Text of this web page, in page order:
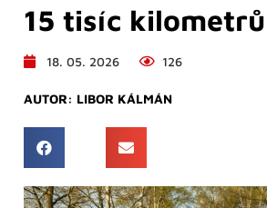
15 tisíc kilometrů
18. 05. 2026 126
AUTOR: LIBOR KÁLMÁN